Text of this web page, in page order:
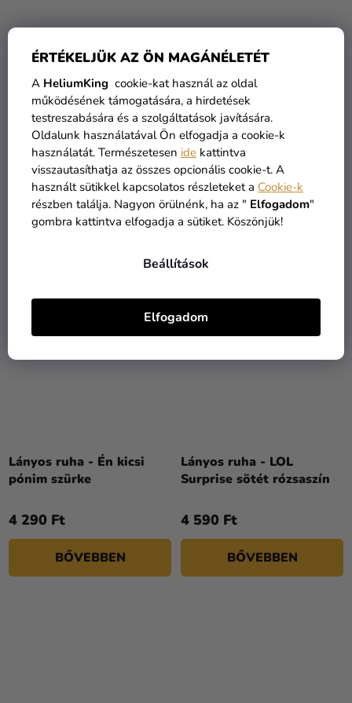
ÉRTÉKELJÜK AZ ÖN MAGÁNÉLETÉT
A HeliumKing cookie-kat használ az oldal
működésének támogatására, a hirdetések
testreszabására és a szolgáltatások javítására.
Oldalunk használatával Ön elfogadja a cookie-k
használatát. Természetesen ide kattintva
visszautasíthatja az összes opcionális cookie-t. A
használt sütikkel kapcsolatos részleteket a Cookie-k
részben találja. Nagyon örülnénk, ha az " Elfogadom"
gombra kattintva elfogadja a sütiket. Köszönjük!
Beállítások
Elfogadom
Lány ruha - Peppa malac,
rózsaszín
6 290 Ft
Lány ruha - Peppa malac,
zöld
6 290 Ft
Lányos ruha - Én kicsi
pónim szürke
4 290 Ft
BŐVEBBEN
Lányos ruha - LOL
Surprise sötét rózsaszín
4 590 Ft
BŐVEBBEN